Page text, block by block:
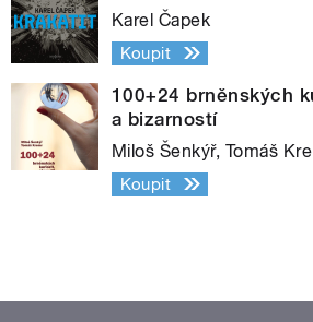
Karel Čapek
Koupit
100+24 brněnských
a bizarností
Miloš Šenkýř, Tomáš
Koupit